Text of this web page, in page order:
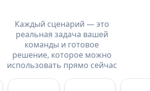
Каждый сценарий — это
реальная задача вашей
команды и готовое
решение, которое можно
использовать прямо сейчас